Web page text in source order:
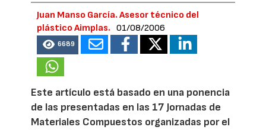
Juan Manso García. Asesor técnico del
plástico Aimplas.
01/08/2006
6689
Este artículo está basado en una ponencia
de las presentadas en las 17 Jornadas de
Materiales Compuestos organizadas por el